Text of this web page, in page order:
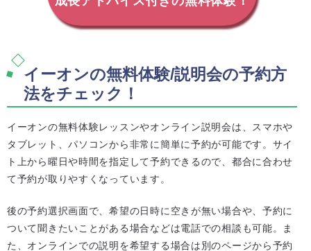
イーオンの無料体験/説明会の予約方
法をチェック！
イーオンの無料体験レッスンやオンライン説明会は、スマホや
タブレット、パソコンから非常に簡単に予約が可能です。サイ
ト上から曜日や時間を指定して予約できるので、都合に合わせ
て予約が取りやすくなっています。
後の予約選択画面で、希望の日時に空きが無い場合や、予約に
ついて聞きたいことがある場合などは電話での相談も可能。ま
た、オンラインでの説明を希望する場合は別のページから予約